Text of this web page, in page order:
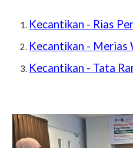
Kecantikan - Rias
Kecantikan - Merias
Kecantikan - Tata